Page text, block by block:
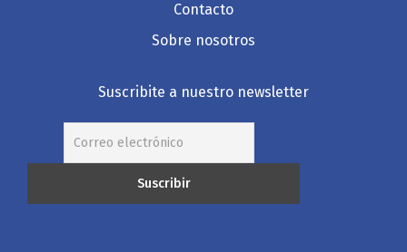
Contacto
Sobre nosotros
Suscribite a nuestro newsletter